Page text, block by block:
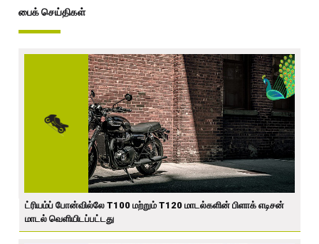
பைக் செய்திகள்
ட்ரியம்ப் போன்வில்லே T100 மற்றும் T120 மாடல்களின் பிளாக் எடிசன்
மாடல் வெளியிடப்பட்டது